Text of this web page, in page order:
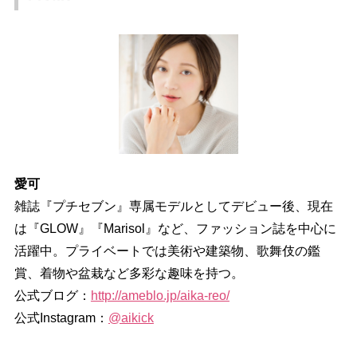
愛可
雑誌『プチセブン』専属モデルとしてデビュー後、現在
は『GLOW』『Marisol』など、ファッション誌を中心に
活躍中。プライベートでは美術や建築物、歌舞伎の鑑
賞、着物や盆栽など多彩な趣味を持つ。
公式ブログ： http://ameblo.jp/aika-reo/
公式Instagram： @aikick